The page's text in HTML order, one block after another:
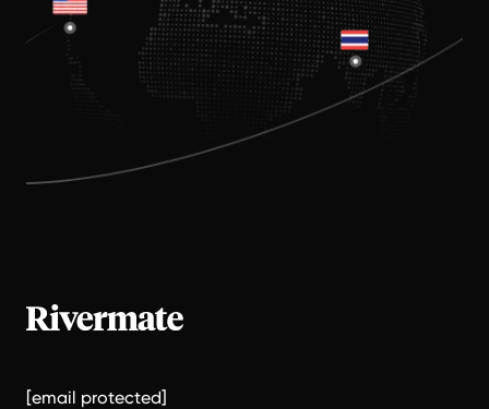
[email protected]